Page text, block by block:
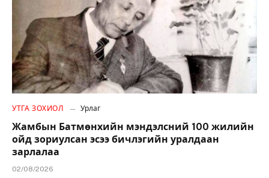
УТГА ЗОХИОЛ Урлаг
Жамбын Батмөнхийн мэндэлсний 100 жилийн
ойд зориулсан эсээ бичлэгийн уралдаан
зарлалаа
02/08/2026